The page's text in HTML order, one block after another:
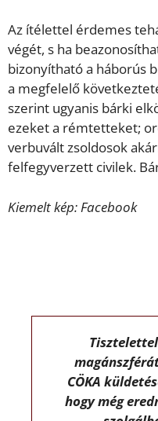
Az ítélettel érdemes
végét, s ha
bizonyítható a háborús
a megfelelő
szerint ugyanis bárki
ezeket a rémtetteket;
verbuvált zsoldosok
felfegyverzett civilek.
Kiemelt kép: Facebook
CÖKA
hogy még